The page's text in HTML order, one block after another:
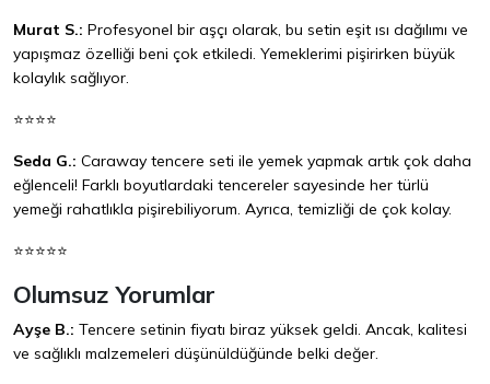
Murat S.: Profesyonel bir aşçı olarak, bu setin eşit ısı dağılımı ve
yapışmaz özelliği beni çok etkiledi. Yemeklerimi pişirirken büyük
kolaylık sağlıyor.
⭐⭐⭐⭐
Seda G.: Caraway tencere seti ile yemek yapmak artık çok daha
eğlenceli! Farklı boyutlardaki tencereler sayesinde her türlü
yemeği rahatlıkla pişirebiliyorum. Ayrıca, temizliği de çok kolay.
⭐⭐⭐⭐⭐
Olumsuz Yorumlar
Ayşe B.: Tencere setinin fiyatı biraz yüksek geldi. Ancak, kalitesi
ve sağlıklı malzemeleri düşünüldüğünde belki değer.